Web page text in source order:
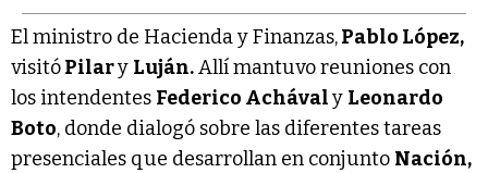
El ministro de Hacienda y Finanzas,Pablo López,
visitóPilary Luján.Allí mantuvo reuniones con
los intendentes Federico Achávaly Leonardo
Boto, donde dialogó sobre las diferentes tareas
presenciales que desarrollan en conjunto Nación,